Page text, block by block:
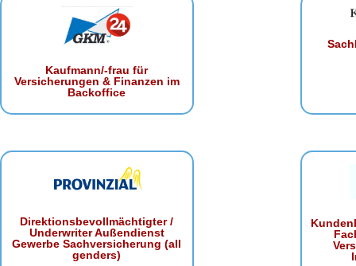
Kaufmann/-frau für
Versicherungen & Finanzen im
Backoffice
Direktionsbevollmächtigter /
Underwriter Außendienst
Gewerbe Sachversicherung (all
genders)